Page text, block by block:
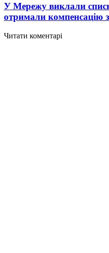
У Мережу виклали
отримали компенсацію
Читати коментарі